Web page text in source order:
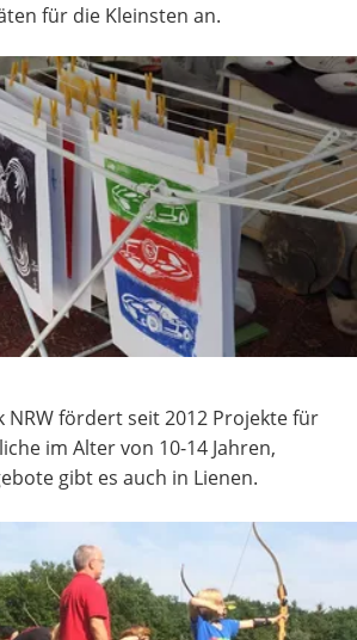
für die Kleinsten an.
NRW fördert seit 2012 Projekte für
im Alter von 10-14 Jahren,
gibt es auch in Lienen.